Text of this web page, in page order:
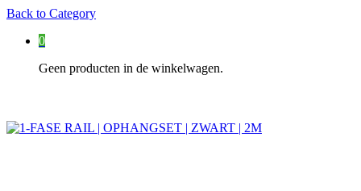
Back to Category
0
Geen producten in de winkelwagen.